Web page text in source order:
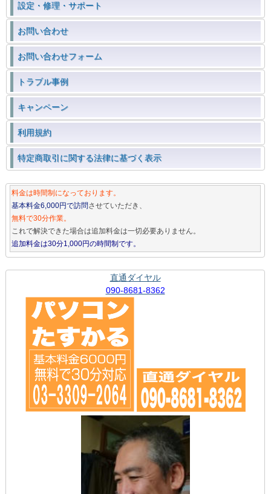
設定・修理・サポート
お問い合わせ
お問い合わせフォーム
トラブル事例
キャンペーン
利用規約
特定商取引に関する法律に基づく表示
料金は時間制になっております。
基本料金6,000円で訪問させていただき、
無料で30分作業。
これで解決できた場合は追加料金は一切必要ありません。
追加料金は30分1,000円の時間制です。
直通ダイヤル
090-8681-8362